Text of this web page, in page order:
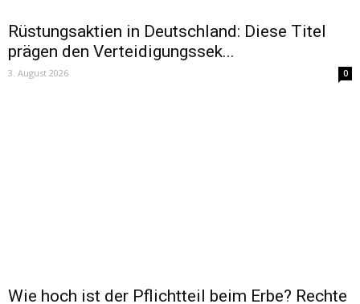
Rüstungsaktien in Deutschland: Diese Titel
prägen den Verteidigungssek...
3. August 2026 0
Wie hoch ist der Pflichtteil beim Erbe? Rechte